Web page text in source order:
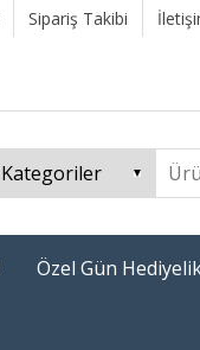
Sipariş Takibi
Özel Gün